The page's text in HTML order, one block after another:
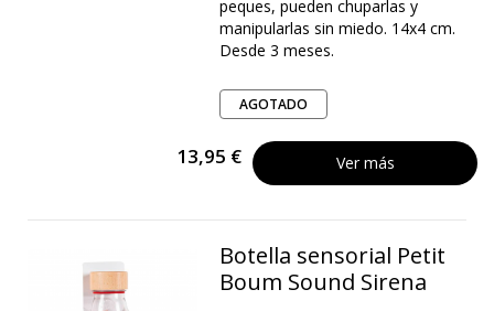
peques, pueden chuparlas y
manipularlas sin miedo. 14x4 cm.
Desde 3 meses.
AGOTADO
13,95 € Ver más
Botella sensorial Petit
Boum Sound Sirena